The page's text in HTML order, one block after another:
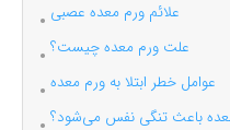
علائم ورم معده عصبی
علت ورم معده چیست؟
عوامل خطر ابتلا به ورم معده
باعث تنگی نفس می‌شود؟